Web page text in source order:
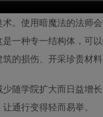
。使用暗魔法的法师
一种专一结构体，可
的损伤、开采珍贵材料
随学院扩大而日益增
通行变得轻而易举。